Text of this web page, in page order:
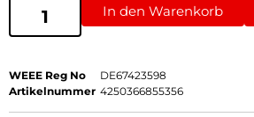
In den Warenkorb
WEEE Reg No
DE67423598
Artikelnummer 4250366855356